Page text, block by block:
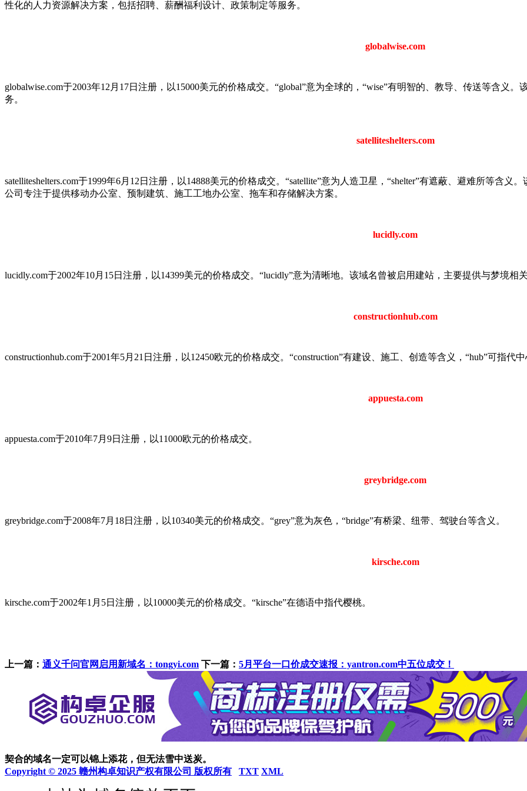
性化的人力资源解决方案，包括招聘、薪酬福利设计、政策制定等服务。
globalwise.com
globalwise.com于2003年12月17日注册，以15000美元的价格成交。“global”意为全球的，“wise”有明智的、教导、传送等含义
务。
satelliteshelters.com
satelliteshelters.com于1999年6月12日注册，以14888美元的价格成交。“satellite”意为人造卫星，“shelter”有遮蔽、避难所等含义
公司专注于提供移动办公室、预制建筑、施工工地办公室、拖车和存储解决方案。
lucidly.com
lucidly.com于2002年10月15日注册，以14399美元的价格成交。“lucidly”意为清晰地。该域名曾被启用建站，主要提供与梦境相
constructionhub.com
constructionhub.com于2001年5月21日注册，以12450欧元的价格成交。“construction”有建设、施工、创造等含义，“hub”可指代
appuesta.com
appuesta.com于2010年7月9日注册，以11000欧元的价格成交。
greybridge.com
greybridge.com于2008年7月18日注册，以10340美元的价格成交。“grey”意为灰色，“bridge”有桥梁、纽带、驾驶台等含义。
kirsche.com
kirsche.com于2002年1月5日注册，以10000美元的价格成交。“kirsche”在德语中指代樱桃。
上一篇： 通义千问官网启用新域名：tongyi.com 下一篇： 5月平台一口价成交速报：yantron.com中五位成交！
契合的域名一定可以锦上添花，但无法雪中送炭。
Copyright © 2025 赣州构卓知识产权有限公司 版权所有
TXT XML